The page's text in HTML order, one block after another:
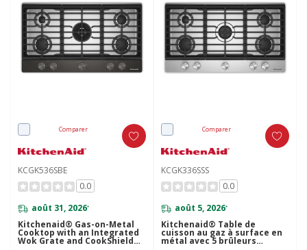
Comparer
KCGK536SBE
0.0
août 31, 2026*
Kitchenaid® Gas-on-Metal
Cooktop with an Integrated
Wok Grate and CookShield™
Comparer
KCGK336SSS
0.0
août 5, 2026*
Kitchenaid® Table de
cuisson au gaz à surface en
métal avec 5 brûleurs